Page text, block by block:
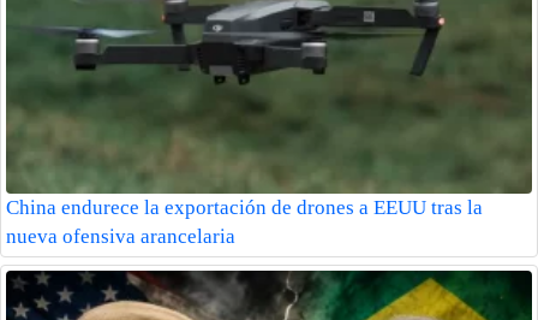
China endurece la exportación de drones a EEUU tras la
nueva ofensiva arancelaria